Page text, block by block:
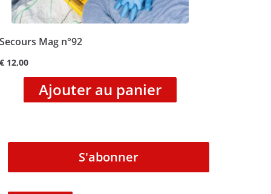
Secours Mag n°92
€ 12,00
Ajouter au panier
S'abonner